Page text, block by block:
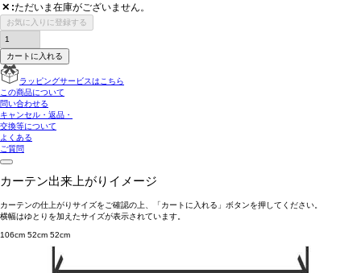
✕ ただいま在庫がございません。
お気に入りに登録する
カートに入れる
ラッピングサービスはこちら
この商品について
問い合わせる
キャンセル・返品・
交換等について
よくある
ご質問
カーテン出来上がりイメージ
カーテンの仕上がりサイズをご確認の上、「カートに入れる」ボタンを押してください。
横幅はゆとりを加えたサイズが表示されています。
106cm 52cm 52cm